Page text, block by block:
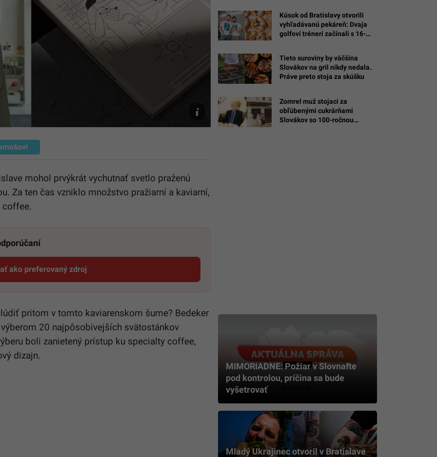
Adrián
mohol prvýkrát vychutnať svetlo praženú
Za ten čas vzniklo množstvo pražiarní a kaviarní,
coffee.
ako preferovaný zdroj
Startitup, odkaz sa otvorí v novom okne
pritom v tomto kaviarenskom šume? Bedeker
20 najpôsobivejších svätostánkov
boli zanietený prístup ku specialty coffee,
dizajn.
Kúsok od Bratislavy otvorili
vyhľadávanú pekáreň: Dvaja
golfoví tréneri začínali s 16-
Tieto suroviny by väčšina
Slovákov na gril nikdy nedala.
Práve preto stoja za skúšku
Zomrel muž stojaci za
obľúbenými cukrárňami
Slovákov so 100-ročnou
MIMORIADNE: Požiar v Slovnafte
pod kontrolou, príčina sa bude
vyšetrovať
Mladý Ukrajinec otvoril v Bratislave